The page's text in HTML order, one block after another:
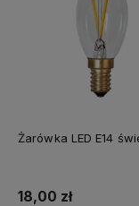
Żarówka LED E14
18,00 zł